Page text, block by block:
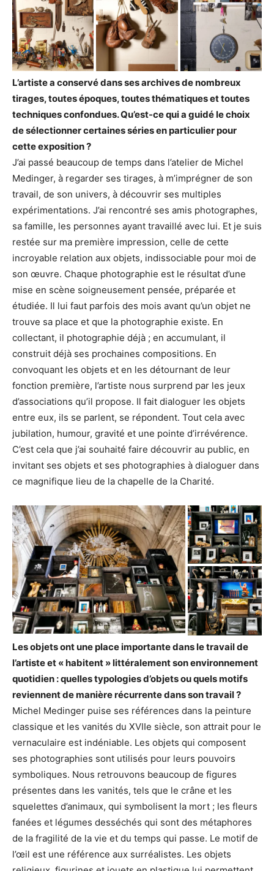
L’artiste a conservé dans ses archives de nombreux
tirages, toutes époques, toutes thématiques et toutes
techniques confondues. Qu’est-ce qui a guidé le choix
de sélectionner certaines séries en particulier pour
cette exposition ?
J’ai passé beaucoup de temps dans l’atelier de Michel
Medinger, à regarder ses tirages, à m’imprégner de son
travail, de son univers, à découvrir ses multiples
expérimentations. J’ai rencontré ses amis photographes,
sa famille, les personnes ayant travaillé avec lui. Et je suis
restée sur ma première impression, celle de cette
incroyable relation aux objets, indissociable pour moi de
son œuvre. Chaque photographie est le résultat d’une
mise en scène soigneusement pensée, préparée et
étudiée. Il lui faut parfois des mois avant qu’un objet ne
trouve sa place et que la photographie existe. En
collectant, il photographie déjà ; en accumulant, il
construit déjà ses prochaines compositions. En
convoquant les objets et en les détournant de leur
fonction première, l’artiste nous surprend par les jeux
d’associations qu’il propose. Il fait dialoguer les objets
entre eux, ils se parlent, se répondent. Tout cela avec
jubilation, humour, gravité et une pointe d’irrévérence.
C’est cela que j’ai souhaité faire découvrir au public, en
invitant ses objets et ses photographies à dialoguer dans
ce magnifique lieu de la chapelle de la Charité.
Les objets ont une place importante dans le travail de
l’artiste et « habitent » littéralement son environnement
quotidien : quelles typologies d’objets ou quels motifs
reviennent de manière récurrente dans son travail ?
Michel Medinger puise ses références dans la peinture
classique et les vanités du XVIIe siècle, son attrait pour le
vernaculaire est indéniable. Les objets qui composent
ses photographies sont utilisés pour leurs pouvoirs
symboliques. Nous retrouvons beaucoup de figures
présentes dans les vanités, tels que le crâne et les
squelettes d’animaux, qui symbolisent la mort ; les fleurs
fanées et légumes desséchés qui sont des métaphores
de la fragilité de la vie et du temps qui passe. Le motif de
l’œil est une référence aux surréalistes. Les objets